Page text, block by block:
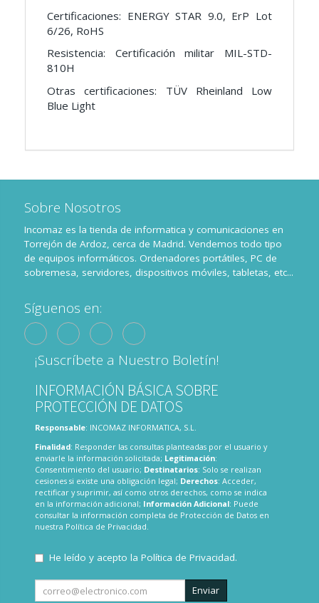
Certificaciones: ENERGY STAR 9.0, ErP Lot
6/26, RoHS
Resistencia: Certificación militar MIL-STD-
810H
Otras certificaciones: TÜV Rheinland Low
Blue Light
Sobre Nosotros
Incomaz es la tienda de informatica y comunicaciones en
Torrejón de Ardoz, cerca de Madrid. Vendemos todo tipo
de equipos informáticos. Ordenadores portátiles, PC de
sobremesa, servidores, dispositivos móviles, tabletas, etc...
Síguenos en:
¡Suscríbete a Nuestro Boletín!
INFORMACIÓN BÁSICA SOBRE
PROTECCIÓN DE DATOS
Responsable: INCOMAZ INFORMATICA, S.L.
Finalidad: Responder las consultas planteadas por el usuario y
enviarle la información solicitada; Legitimación:
Consentimiento del usuario; Destinatarios: Solo se realizan
cesiones si existe una obligación legal; Derechos: Acceder,
rectificar y suprimir, así como otros derechos, como se indica
en la información adicional; Información Adicional: Puede
consultar la información completa de Protección de Datos en
nuestra Política de Privacidad
He leído y acepto la Política de Privacidad.
Enviar